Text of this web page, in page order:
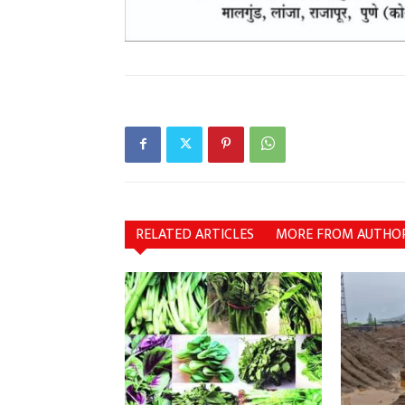
RELATED ARTICLES MORE FROM